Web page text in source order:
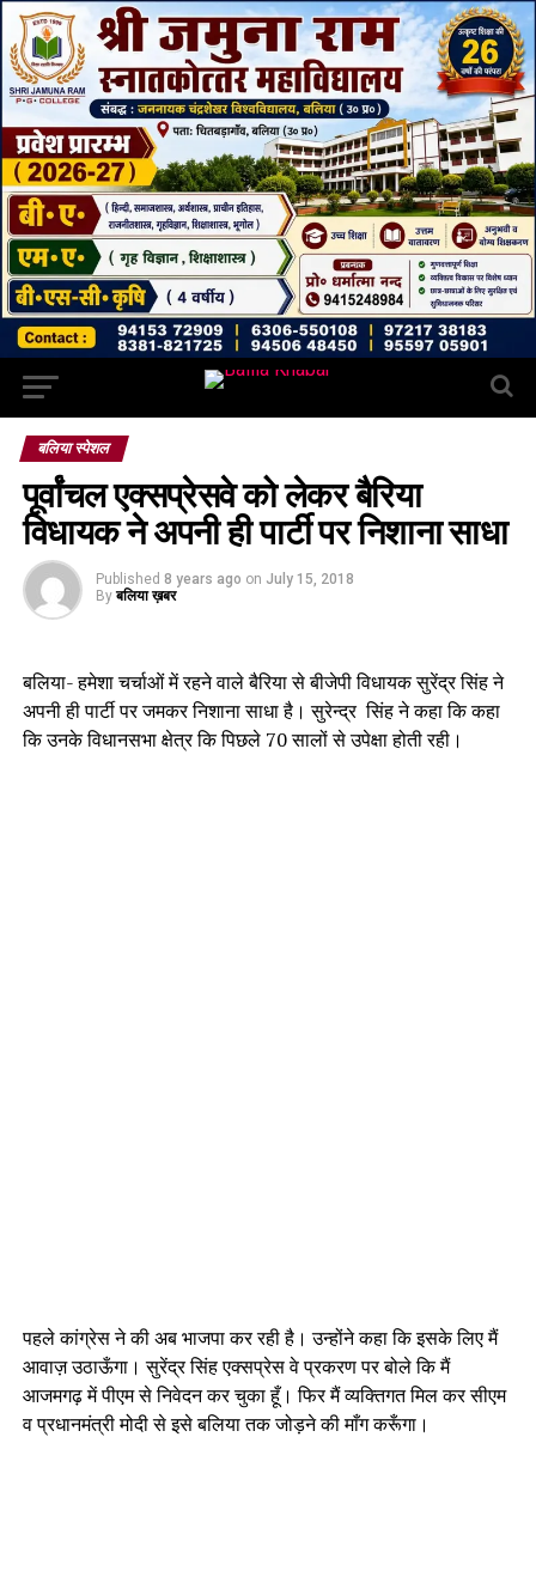
बलिया स्पेशल
पूर्वांचल एक्सप्रेसवे को लेकर बैरिया
विधायक ने अपनी ही पार्टी पर निशाना साधा
Published 8 years ago on July 15, 2018
By बलिया ख़बर
बलिया- हमेशा चर्चाओं में रहने वाले बैरिया से बीजेपी विधायक सुरेंद्र सिंह ने
अपनी ही पार्टी पर जमकर निशाना साधा है। सुरेन्द्र सिंह ने कहा कि कहा
कि उनके विधानसभा क्षेत्र कि पिछले 70 सालों से उपेक्षा होती रही।
पहले कांग्रेस ने की अब भाजपा कर रही है। उन्होंने कहा कि इसके लिए मैं
आवाज़ उठाऊँगा। सुरेंद्र सिंह एक्सप्रेस वे प्रकरण पर बोले कि मैं
आजमगढ़ में पीएम से निवेदन कर चुका हूँ। फिर मैं व्यक्तिगत मिल कर सीएम
व प्रधानमंत्री मोदी से इसे बलिया तक जोड़ने की माँग करूँगा।